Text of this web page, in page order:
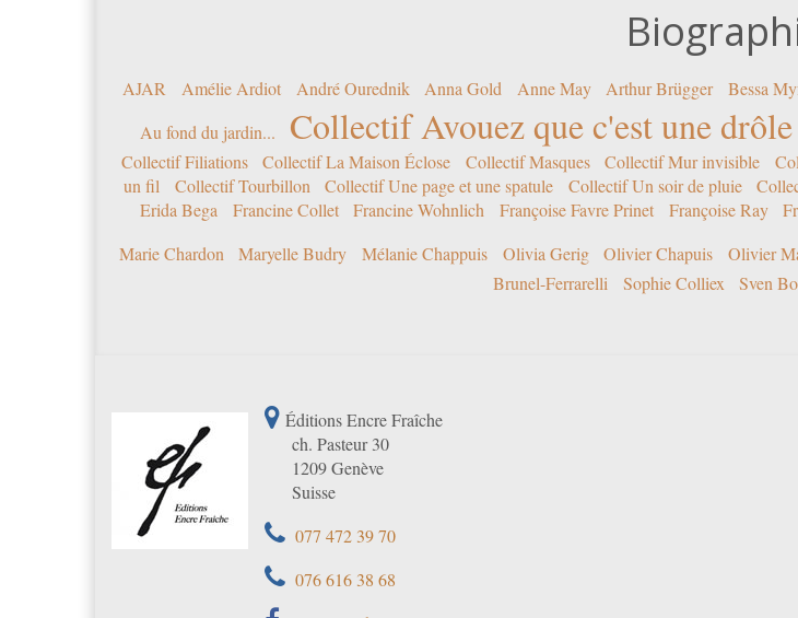
AJAR Amélie Ardiot André Ourednik Anna Gold Anne May Arthur Brügger Bessa
Au fond du jardin...
Collectif Avouez que c'est une
Collectif Filiations
Collectif La Maison Éclose Collectif Masques Collectif Mur invisible
un fil
Collectif Tourbillon Collectif Une page et une spatule Collectif Un soir de pluie
Erida Bega
Francine Collet Francine Wohnlich Françoise Favre Prinet Françoise Ray
Marie Chardon
Maryelle Budry Mélanie Chappuis Olivia Gerig Olivier Chapuis Olivier
Brunel-Ferrarelli
Sophie Colliex Sven
Éditions Encre Fraîche
ch. Pasteur 30
1209 Genève
Suisse
077 472 39 70
076 616 38 68